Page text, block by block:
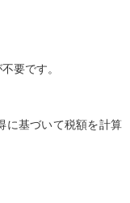
要です。
に基づいて税額を計算